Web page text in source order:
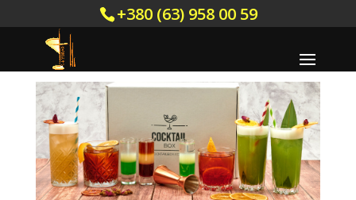
+380 (63) 958 00 59